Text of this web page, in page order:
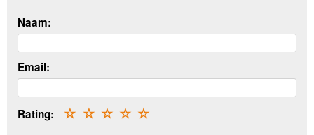
Naam:
Email:
Rating: ☆
☆
☆
☆
☆